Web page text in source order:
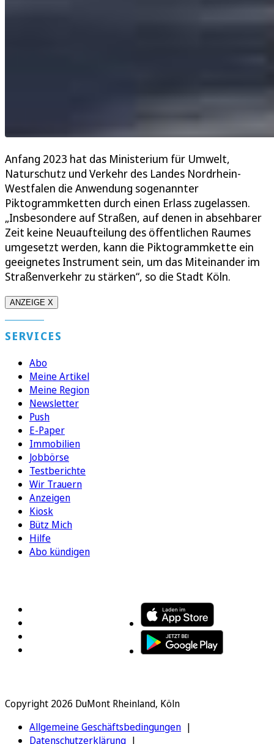
Anfang 2023 hat das Ministerium für Umwelt,
Naturschutz und Verkehr des Landes Nordrhein-
Westfalen die Anwendung sogenannter
Piktogrammketten durch einen Erlass zugelassen.
„Insbesondere auf Straßen, auf denen in absehbarer
Zeit keine Neuaufteilung des öffentlichen Raumes
umgesetzt werden, kann die Piktogrammkette ein
geeignetes Instrument sein, um das Miteinander im
Straßenverkehr zu stärken“, so die Stadt Köln.
ANZEIGE X
SERVICES
Abo
Meine Artikel
Meine Region
Newsletter
Push
E-Paper
Immobilien
Jobbörse
Testberichte
Wir Trauern
Anzeigen
Kiosk
Bütz Mich
Hilfe
Abo kündigen
Copyright 2026 DuMont Rheinland, Köln
Allgemeine Geschäftsbedingungen
Datenschutzerklärung